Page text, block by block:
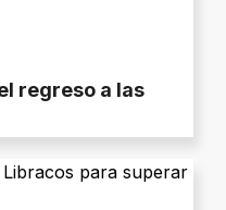
regreso a las